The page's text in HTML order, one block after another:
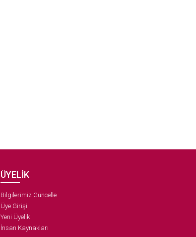
ÜYELİK
Bilgilerimiz Güncelle
Üye Girişi
Yeni Üyelik
İnsan Kaynakları